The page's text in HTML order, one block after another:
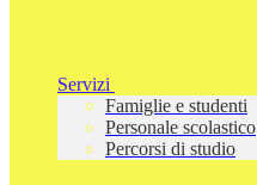
Servizi
Famiglie e studenti
Personale scolastico
Percorsi di studio